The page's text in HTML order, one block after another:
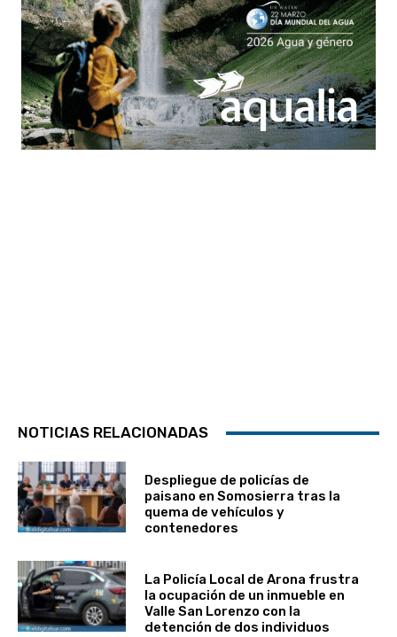
NOTICIAS RELACIONADAS
Despliegue de policías de
paisano en Somosierra tras la
quema de vehículos y
contenedores
La Policía Local de Arona frustra
la ocupación de un inmueble en
Valle San Lorenzo con la
detención de dos individuos